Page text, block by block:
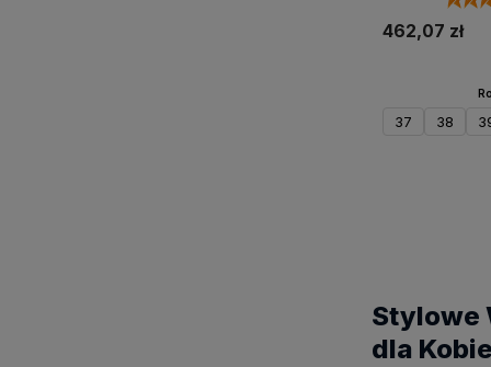
462,07 zł
37 38
Stylowe
dla